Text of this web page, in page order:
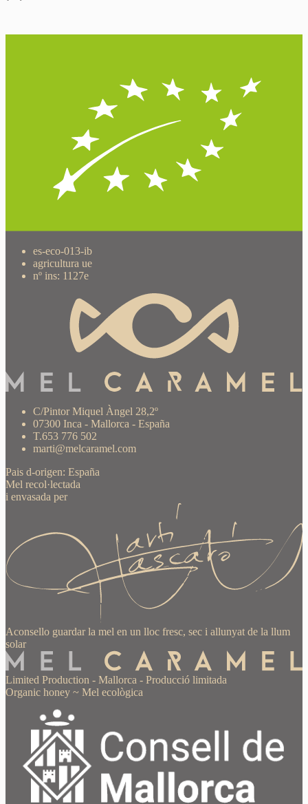
es-eco-013-ib
agricultura ue
nº ins: 1127e
C/Pintor Miquel Àngel 28,2º
07300 Inca - Mallorca - España
T.653 776 502
marti@melcaramel.com
Pais d-origen: España
Mel recol·lectada
i envasada per
Aconsello guardar la mel en un lloc fresc, sec i allunyat de la llum
solar
Limited Production - Mallorca - Producció limitada
Organic honey ~ Mel ecològica